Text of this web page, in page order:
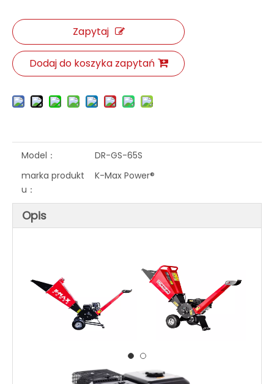
Zapytaj
Dodaj do koszyka zapytań
Model：
DR-GS-65S
marka produkt
u：
K-Max Power®
Opis